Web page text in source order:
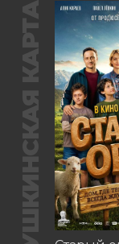
ПУШКИНСКАЯ КАРТА